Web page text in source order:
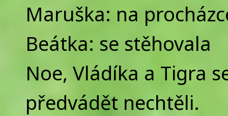
Maruška: na
Beátka: se stěhovala
Noe, Vládíka a Tigra
předvádět nechtěli.